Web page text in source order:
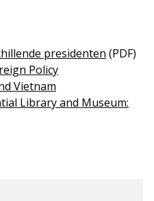
presidenten (PDF)
Policy
Vietnam
Library and Museum: